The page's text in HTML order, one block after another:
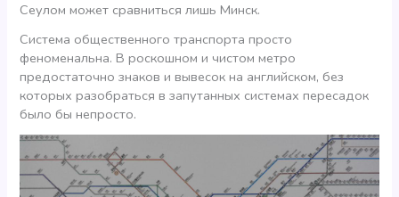
Сеулом может сравниться лишь Минск.
Система общественного транспорта просто
феноменальна. В роскошном и чистом метро
предостаточно знаков и вывесок на английском, без
которых разобраться в запутанных системах пересадок
было бы непросто.